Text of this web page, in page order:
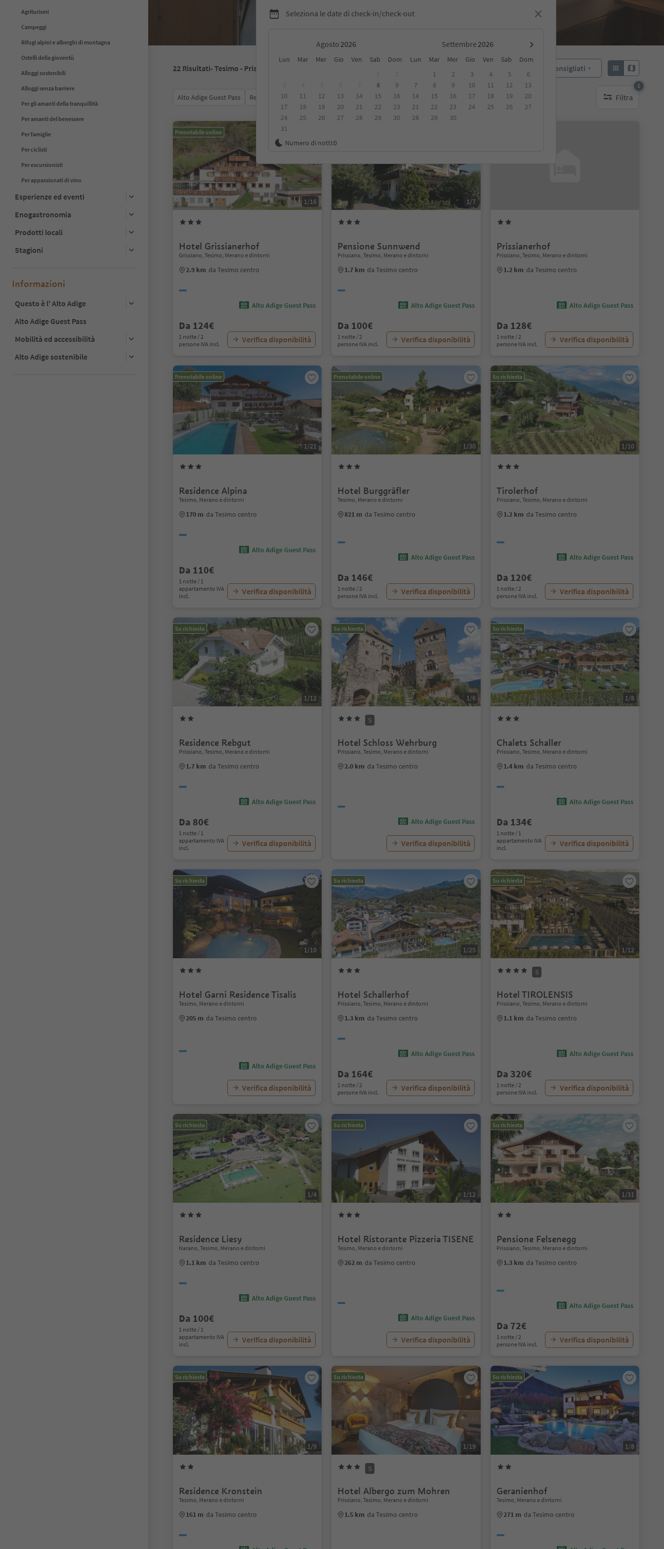
Agriturismi
Campeggi
Rifugi alpini e alberghi di montagna
Ostelli della gioventù
Alloggi sostenibili
Alloggi senza barriere
Per gli amanti della tranquillità
Per amanti del benessere
Per famiglie
Per ciclisti
Per escursionisti
Per appassionati di vino
Esperienze ed eventi
Enogastronomia
Prodotti locali
Stagioni
Informazioni
Questo è l' Alto Adige
Alto Adige Guest Pass
Mobilità ed accessibilità
Alto Adige sostenibile
Seleziona le date di check-in/check-out
Agosto Settembre
Lun Mar Mer Gio Ven Sab Dom Lun Mar Mer Gio Ven Sab
Dom
8
9
10
11 12 13 14 15
16
17
18 19 20 21 22
23
24
25 26 27 28 29
30
31
1 2 3 4 5
6
7
8 9 10 11 12
13
14
15 16 17 18 19
20
21
22 23 24 25 26
27
28
29 30
Numero di notti:0
22 Risultati- Tesimo - Prissiano Consigliati
Alto Adige Guest Pass Recensioni Categoria Trattamento Alloggi sostenibili Filtra
1
1 filtro attivo
Prenotabile online
1/16
Hotel Grissianerhof
Grissiano, Tesimo, Merano e dintorni
2.9 km da Tesimo centro
Alto Adige Guest Pass
Da 124€
1 notte / 2
persone IVA incl.
Verifica disponibilità
1/7
Pensione Sunnwend
Prissiano, Tesimo, Merano e dintorni
1.7 km da Tesimo centro
Alto Adige Guest Pass
Da 100€
1 notte / 2
persone IVA incl.
Verifica disponibilità
Prissianerhof
Prissiano, Tesimo, Merano e dintorni
1.2 km da Tesimo centro
Alto Adige Guest Pass
Da 128€
1 notte / 2
persone IVA incl.
Verifica disponibilità
Prenotabile online
1/21
Residence Alpina
Tesimo, Merano e dintorni
170 m da Tesimo centro
Alto Adige Guest Pass
Da 110€
1 notte / 1
appartamento IVA
incl.
Verifica disponibilità
Prenotabile online
1/30
Hotel Burggräfler
Tesimo, Merano e dintorni
821 m da Tesimo centro
Alto Adige Guest Pass
Da 146€
1 notte / 2
persone IVA incl.
Verifica disponibilità
Su richiesta
1/10
Tirolerhof
Prissiano, Tesimo, Merano e dintorni
1.2 km da Tesimo centro
Alto Adige Guest Pass
Da 120€
1 notte / 2
persone IVA incl.
Verifica disponibilità
Su richiesta
1/12
Residence Rebgut
Prissiano, Tesimo, Merano e dintorni
1.7 km da Tesimo centro
Alto Adige Guest Pass
Da 80€
1 notte / 1
appartamento IVA
incl.
Verifica disponibilità
Su richiesta
1/6
S
Hotel Schloss Wehrburg
Prissiano, Tesimo, Merano e dintorni
2.0 km da Tesimo centro
Alto Adige Guest Pass
Verifica disponibilità
Su richiesta
1/8
Chalets Schaller
Prissiano, Tesimo, Merano e dintorni
1.4 km da Tesimo centro
Alto Adige Guest Pass
Da 134€
1 notte / 1
appartamento IVA
incl.
Verifica disponibilità
Su richiesta
1/10
Hotel Garni Residence Tisalis
Tesimo, Merano e dintorni
205 m da Tesimo centro
Alto Adige Guest Pass
Verifica disponibilità
Su richiesta
1/25
Hotel Schallerhof
Prissiano, Tesimo, Merano e dintorni
1.3 km da Tesimo centro
Alto Adige Guest Pass
Da 164€
1 notte / 2
persone IVA incl.
Verifica disponibilità
Su richiesta
1/12
S
Hotel TIROLENSIS
Prissiano, Tesimo, Merano e dintorni
1.1 km da Tesimo centro
Alto Adige Guest Pass
Da 320€
1 notte / 2
persone IVA incl.
Verifica disponibilità
Su richiesta
1/4
Residence Liesy
Narano, Tesimo, Merano e dintorni
1.1 km da Tesimo centro
Alto Adige Guest Pass
Da 100€
1 notte / 1
appartamento IVA
incl.
Verifica disponibilità
Su richiesta
1/12
Hotel Ristorante Pizzeria TISENE
Tesimo, Merano e dintorni
262 m da Tesimo centro
Alto Adige Guest Pass
Verifica disponibilità
Su richiesta
1/31
Pensione Felsenegg
Prissiano, Tesimo, Merano e dintorni
1.3 km da Tesimo centro
Alto Adige Guest Pass
Da 72€
1 notte / 2
persone IVA incl.
Verifica disponibilità
Su richiesta
1/9
Residence Kronstein
Tesimo, Merano e dintorni
161 m da Tesimo centro
Su richiesta
1/19
S
Hotel Albergo zum Mohren
Prissiano, Tesimo, Merano e dintorni
1.5 km da Tesimo centro
Su richiesta
1/8
Geranienhof
Tesimo, Merano e dintorni
271 m da Tesimo centro